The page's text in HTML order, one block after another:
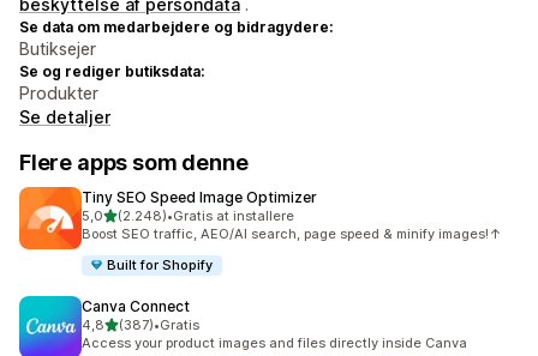
beskyttelse af persondata .
Se data om medarbejdere og bidragydere:
Butiksejer
Se og rediger butiksdata:
Produkter
Se detaljer
Flere apps som denne
Tiny SEO Speed Image Optimizer
5,0ud af 5 stjerner
(2.248)
2248 anmeldelser i alt
•Gratis at installere
Boost SEO traffic, AEO/AI search, page speed & minify images!↑
Built for Shopify
Canva Connect
4,8ud af 5 stjerner
(387)
387 anmeldelser i alt
•Gratis
Access your product images and files directly inside Canva